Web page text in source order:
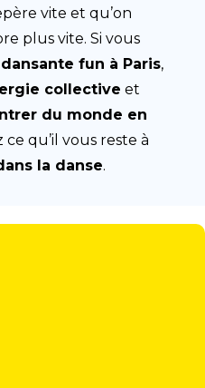
vite et qu’on
plus vite. Si vous
fun à Paris,
collective et
du monde en
ce qu’il vous reste à
la danse.